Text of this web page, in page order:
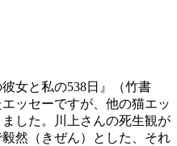
女と私の538日』（竹書
ッセーですが、他の猫エッ
した。川上さんの死生観が
然（きぜん）とした、それ